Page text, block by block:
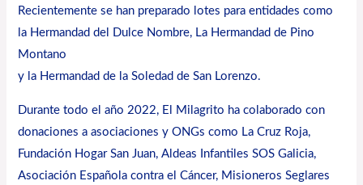
Recientemente se han preparado lotes para entidades como
la Hermandad del Dulce Nombre, La Hermandad de Pino
Montano
y la Hermandad de la Soledad de San Lorenzo.
Durante todo el año 2022, El Milagrito ha colaborado con
donaciones a asociaciones y ONGs como La Cruz Roja,
Fundación Hogar San Juan, Aldeas Infantiles SOS Galicia,
Asociación Española contra el Cáncer, Misioneros Seglares